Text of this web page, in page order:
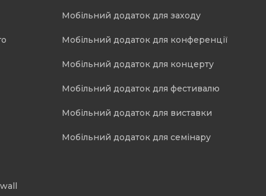
Мобільний додаток для заходу
Мобільний додаток для конференції
Мобільний додаток для концерту
Мобільний додаток для фестивалю
Мобільний додаток для виставки
Мобільний додаток для семінару